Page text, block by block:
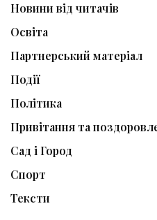
Новини від читачів
Освіта
Партнерський матеріал
Події
Політика
Привітання та
Сад і Город
Спорт
Тексти